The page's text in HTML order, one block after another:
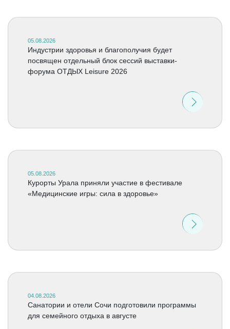
05.08.2026
Индустрии здоровья и благополучия будет
посвящен отдельный блок сессий выставки-
форума ОТДЫХ Leisure 2026
05.08.2026
Курорты Урала приняли участие в фестивале
«Медицинские игры: сила в здоровье»
04.08.2026
Санатории и отели Сочи подготовили программы
для семейного отдыха в августе